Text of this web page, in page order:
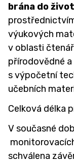
Projekty
GDPR
Povinně
Ochrana
Charakteristika
Testování ECDL
ŠKOLNÍ
brána do
výukových
v oblasti
přírodovědné
s výpočetní
učebních
Celková délka
V současné
schválena